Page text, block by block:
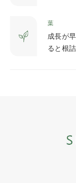
葉
成長が
ると根